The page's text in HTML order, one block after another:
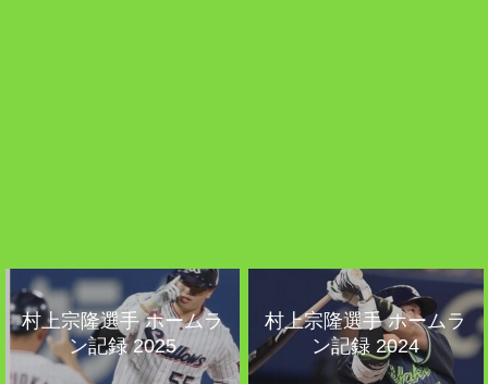
村上宗隆選手 ホームラ
ン記録 2025
村上宗隆選手 ホームラ
ン記録 2024